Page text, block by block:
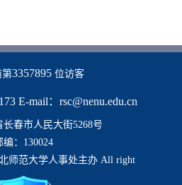
第3357895 位访客
E-mail：rsc@nenu.edu.cn
春市人民大街5268号
编：130024
师范大学人事处主办 All right